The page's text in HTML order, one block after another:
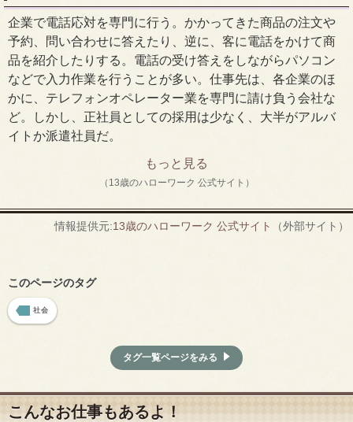
企業で電話応対を専門に行う。かかってきた商品の注文や
予約、問い合わせに答えたり、逆に、客に電話をかけて商
品を紹介したりする。電話の受け答えをしながらパソコン
などで入力作業を行うことが多い。仕事先は、各企業のほ
かに、テレフォンオペレーター業を専門に請け負う会社な
ど。しかし、正社員としての採用は少なく、大半がアルバ
イトか派遣社員だ。
もっと見る
（13歳のハローワーク 公式サイト）
情報提供元:13歳のハローワーク 公式サイト （外部サイト）
このページのタグ
社会
タグ一覧ページをみる
こんなお仕事もあるよ！